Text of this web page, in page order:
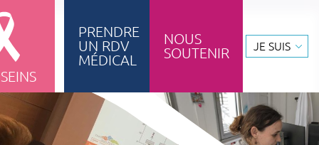
& formation
PRENDRE
UN RDV
MÉDICAL
NOUS
SOUTENIR
JE SUIS